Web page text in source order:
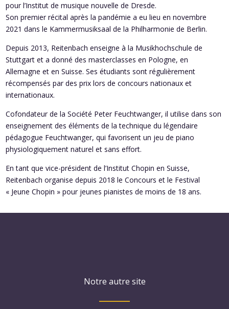
pour l’Institut de musique nouvelle de Dresde.
Son premier récital après la pandémie a eu lieu en novembre
2021 dans le Kammermusiksaal de la Philharmonie de Berlin.
Depuis 2013, Reitenbach enseigne à la Musikhochschule de
Stuttgart et a donné des masterclasses en Pologne, en
Allemagne et en Suisse. Ses étudiants sont régulièrement
récompensés par des prix lors de concours nationaux et
internationaux.
Cofondateur de la Société Peter Feuchtwanger, il utilise dans son
enseignement des éléments de la technique du légendaire
pédagogue Feuchtwanger, qui favorisent un jeu de piano
physiologiquement naturel et sans effort.
En tant que vice-président de l’Institut Chopin en Suisse,
Reitenbach organise depuis 2018 le Concours et le Festival
« Jeune Chopin » pour jeunes pianistes de moins de 18 ans.
Notre autre site